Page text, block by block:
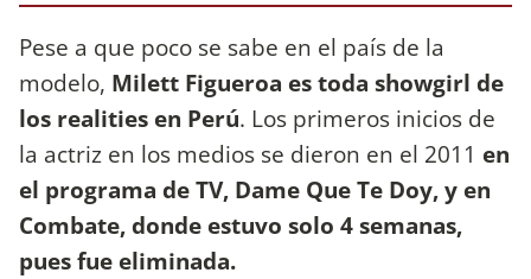
Pese a que poco se sabe en el país de la
modelo, Milett Figueroa es toda showgirl de
los realities en Perú. Los primeros inicios de
la actriz en los medios se dieron en el 2011 en
el programa de TV, Dame Que Te Doy, y en
Combate, donde estuvo solo 4 semanas,
pues fue eliminada.